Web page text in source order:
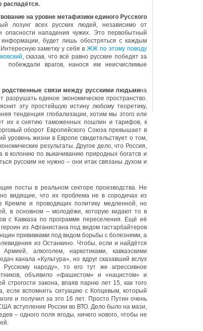
распадётся.
на уровне метафизики единого Русского
всех русских людей, независимо от
опасности нападения чужих. Это первобытный
информации, будет лишь обостряться с каждым
заметку у себя вЖЖ по этому поводу
, сказав, что всё равно русские победят за
побеждали врагов, нанося им неисчислимые
родственные связи между русскими людьмина
единое экономическое пространство.
эту простейшую истину любому теоретику,
тенденция глобализации, хотим мы этого или
их к снятию таможенных пошлин и тарифов, к
оборот Европейского Союза превышает в
уровень жизни в Европе свидетельствует о том,
результаты. Другое дело, что Россия,
в колонию по выкачиванию природных богатсв и
русским не нужно – они итак связаны духом и
посты в реальном секторе производства. Не
видящие, что их проблема не в сородичах из
Кремле и проводящих политику медленной, но
в основном – молодёжи, которую кидают то в
с Кавказа по программе переселения. Ещё её
из Афганистана под видом гастарбайтеров
прививками под видом борьбы с болезнями, а
из Останкино. Чтобы, если и найдётся
алкоголем, наркотиками, кавказскими
канала «Культура», но вдруг сказавший вслух
народу», то его тут же агрессивное
объявило «фашистом» и «нацистом» и
строгости закона, впаяв парню лет 15, как того
если вспомнить ситуацию с Копцевым, который
и получил за это 16 лет. Просто Путин очень
вступление России во ВТО. Дело было на мази,
– одного поля ягоды, ничего нового, чтобы не